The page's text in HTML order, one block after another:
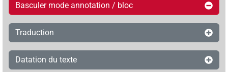
Basculer mode annotation / bloc
Traduction
Datation du texte